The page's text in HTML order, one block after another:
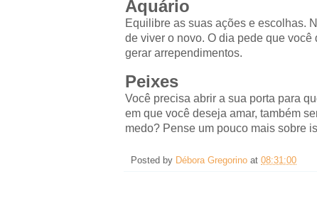
Aquário
Equilibre as suas ações e escolhas.
de viver o novo. O dia pede que
gerar arrependimentos.
Peixes
Você precisa abrir a sua porta para
em que você deseja amar, também
medo? Pense um pouco mais sobre
Posted by Débora Gregorino at 08:31:00